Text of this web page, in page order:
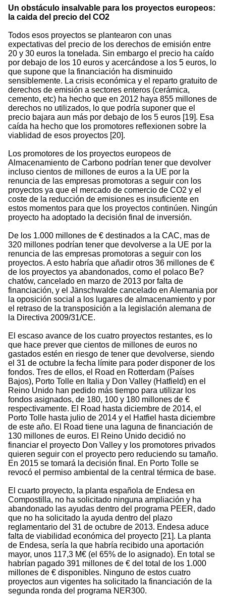
Un obstáculo insalvable para los proyectos europeos:
la caida del precio del CO2
Todos esos proyectos se plantearon con unas
expectativas del precio de los derechos de emisión entre
20 y 30 euros la tonelada. Sin embargo el precio ha caído
por debajo de los 10 euros y acercándose a los 5 euros, lo
que supone que la financiación ha disminuido
sensiblemente. La crisis económica y el reparto gratuito de
derechos de emisión a sectores enteros (cerámica,
cemento, etc) ha hecho que en 2012 haya 855 millones de
derechos no utilizados, lo que podría suponer que el
precio bajara aun más por debajo de los 5 euros [19]. Esa
caída ha hecho que los promotores reflexionen sobre la
viablidad de esos proyectos [20].
Los promotores de los proyectos europeos de
Almacenamiento de Carbono podrían tener que devolver
incluso cientos de millones de euros a la UE por la
renuncia de las empresas promotoras a seguir con los
proyectos ya que el mercado de comercio de CO2 y el
coste de la reducción de emisiones es insuficiente en
estos momentos para que los proyectos continúen. Ningún
proyecto ha adoptado la decisión final de inversión.
De los 1.000 millones de € destinados a la CAC, mas de
320 millones podrían tener que devolverse a la UE por la
renuncia de las empresas promotoras a seguir con los
proyectos. A esto habría que añadir otros 36 millones de €
de los proyectos ya abandonados, como el polaco Be?
chatów, cancelado en marzo de 2013 por falta de
financiación, y el Jänschwalde cancelado en Alemania por
la oposición social a los lugares de almacenamiento y por
el retraso de la transposición a la legislación alemana de
la Directiva 2009/31/CE.
El escaso avance de los cuatro proyectos restantes, es lo
que hace prever que cientos de millones de euros no
gastados estén en riesgo de tener que devolverse, siendo
el 31 de octubre la fecha límite para poder disponer de los
fondos. Tres de ellos, el Road en Rotterdam (Países
Bajos), Porto Tolle en Italia y Don Valley (Hatfield) en el
Reino Unido han pedido más tiempo para utilizar los
fondos asignados, de 180, 100 y 180 millones de €
respectivamente. El Road hasta diciembre de 2014, el
Porto Tolle hasta julio de 2014 y el Hatfiel hasta diciembre
de este año. El Road tiene una laguna de financiación de
130 millones de euros. El Reino Unido decidió no
financiar el proyecto Don Valley y los promotores privados
quieren seguir con el proyecto pero reduciendo su tamaño.
En 2015 se tomará la decisión final. En Porto Tolle se
revocó el permiso ambiental de la central térmica de base.
El cuarto proyecto, la planta española de Endesa en
Compostilla, no ha solicitado ninguna ampliación y ha
abandonado las ayudas dentro del programa PEER, dado
que no ha solicitado la ayuda dentro del plazo
reglamentario del 31 de octubre de 2013. Endesa aduce
falta de viabilidad económica del proyecto [21]. La planta
de Endesa, sería la que habría recibido una aportación
mayor, unos 117,3 M€ (el 65% de lo asignado). En total se
habrían pagado 391 millones de € del total de los 1.000
millones de € disponibles. Ninguno de estos cuatro
proyectos aun vigentes ha solicitado la financiación de la
segunda ronda del programa NER300.